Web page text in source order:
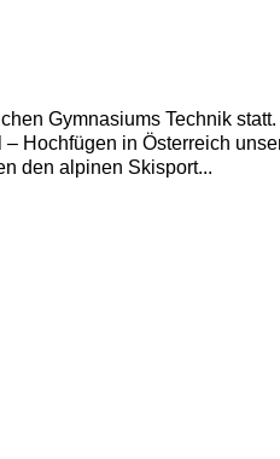
Gymnasiums Technik
Hochfügen in Österreich
den alpinen Skisport...